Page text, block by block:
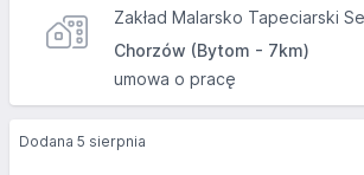
Zakład Malarsko Tapeciarski
Chorzów (Bytom - 7km)
umowa o pracę
Dodana 5 sierpnia